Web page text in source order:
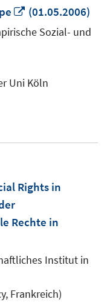
In
neuem
Fenster
(01.05.2006)
Sozial- und
Uni Köln
Rights in
Rechte in
Institut in
Frankreich)